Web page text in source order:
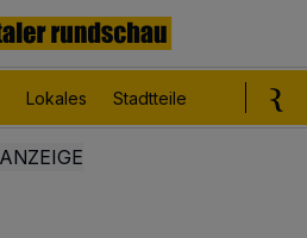
Lokales Stadtteile